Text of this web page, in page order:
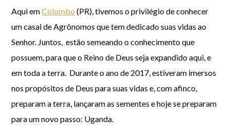
Aqui emColombo (PR), tivemos o privilégio de conhecer
um casal de Agrônomos que tem dedicado suas vidas ao
Senhor. Juntos, estão semeando o conhecimento que
possuem, para que o Reino de Deus seja expandido aqui, e
em toda a terra. Durante o ano de 2017, estiveram imersos
nos propósitos de Deus para suas vidas e, com afinco,
preparam a terra, lançaram as sementes e hoje se preparam
para um novo passo: Uganda.